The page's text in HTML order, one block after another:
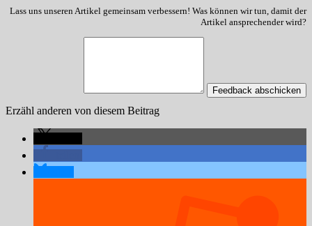
Lass uns unseren Artikel gemeinsam verbessern! Was können wir tun, damit der
Artikel ansprechender wird?
Feedback abschicken
Erzähl anderen von diesem Beitrag